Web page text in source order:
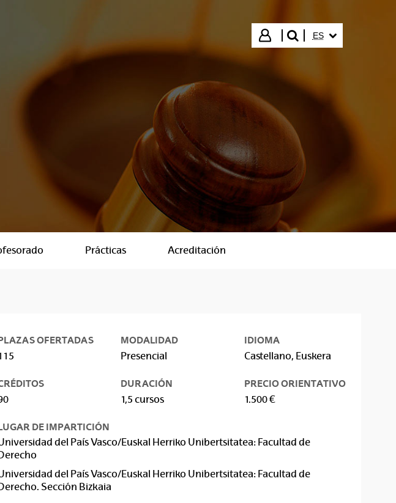
Iniciar sesión
buscar"
ES
Prácticas Acreditación
OFERTADAS
MODALIDAD
Presencial
IDIOMA
Castellano, Euskera
DURACIÓN
1,5 cursos
PRECIO ORIENTATIVO
1.500 €
DE IMPARTICIÓN
del País Vasco/Euskal Herriko Unibertsitatea: Facultad de
del País Vasco/Euskal Herriko Unibertsitatea: Facultad de
Sección Bizkaia